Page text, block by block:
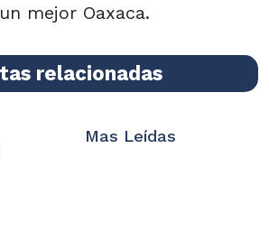
mejor Oaxaca.
relacionadas
Mas Leídas